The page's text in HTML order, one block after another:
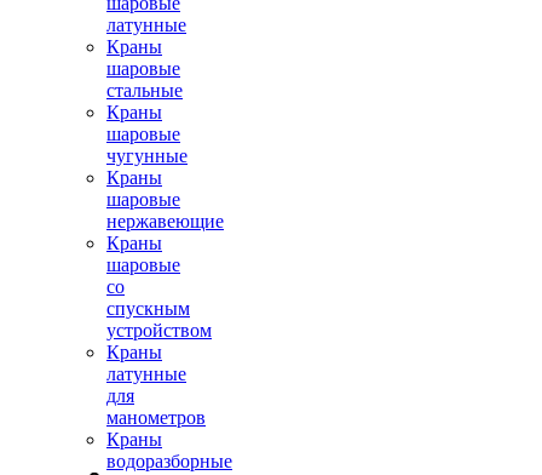
латунные
Краны
шаровые
стальные
Краны
шаровые
чугунные
Краны
шаровые
нержавеющие
Краны
шаровые
со
спускным
устройством
Краны
латунные
для
манометров
Краны
водоразборные